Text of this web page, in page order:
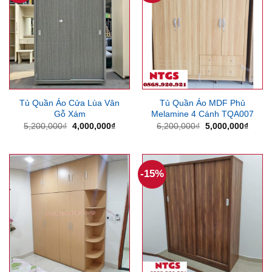
Tủ Quần Áo Cửa Lùa Vân
Gỗ Xám
5,200,000₫ Giá
4,000,000₫Giá
4,000,000₫.
Tủ Quần Áo MDF Phủ
Melamine 4 Cánh TQA007
6,200,000₫ Giá
5,000,000₫Giá
-15%